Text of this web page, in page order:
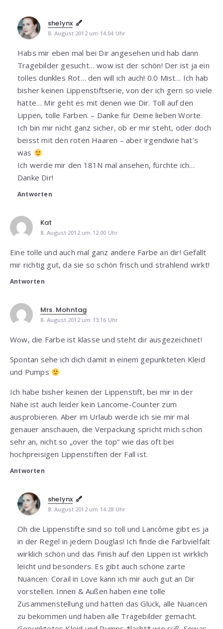
shelynx
8. August 2012 um 14:04 Uhr
Habs mir eben mal bei Dir angesehen und hab dann
Tragebilder gesucht… wow ist der schön! Der ist ja ein
tolles dunkles Rot… den will ich auch! 0.0 Mist… Ich hab
bisher keinen Lippenstiftserie, von der ich gern so viele
hätte… Mir geht es mit denen wie Dir. Toll auf den
Lippen, tolle Farben. – Danke für Deine lieben Worte.
Ich bin mir nicht ganz sicher, ob er mir steht, oder doch
beisst mit den roten Haaren – aber irgendwie hat’s
was
Ich werde mir den 181N mal ansehen, fürchte ich…
Danke Dir!
Antworten
Kat
8. August 2012 um 12:00 Uhr
Eine tolle und auch mal ganz andere Farbe an dir! Gefällt
mir richtig gut, da sie so schön frisch und strahlend wirkt!
Antworten
Mrs. Mohntag
8. August 2012 um 13:16 Uhr
Wow, die Farbe ist klasse und steht dir ausgezeichnet!
Spontan sehe ich dich damit in einem gepunkteten Kleid
und Pumps
Ich habe bisher keinen der Lippenstift, bei mir in der
Nähe ist auch leider kein Lancome-Counter zum
ausprobieren. Aber im Urlaub werde ich sie mir mal
genauer anschauen, die Verpackung spricht mich schon
sehr an, nicht so „over the top“ wie das oft bei
hochpreisigen Lippenstiften der Fall ist.
Antworten
shelynx
8. August 2012 um 14:28 Uhr
Oh die Lippenstifte sind so toll und Lancôme gibt es ja
in der Regel in jedem Douglas! Ich finde die Farbvielfalt
wirklich schön und das Finish auf den Lippen ist wirklich
leicht und besonders. Es gibt auch schöne zarte
Nuancen. Corail in Love kann ich mir auch gut an Dir
vorstellen. Innen & Außen haben eine tolle
Zusammenstellung und hatten das Glück, alle Nuancen
zu bekommen und haben alle Tragebilder gemacht.